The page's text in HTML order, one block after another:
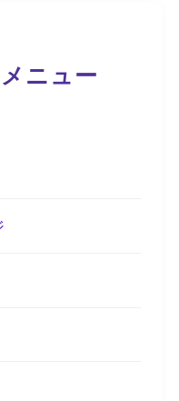
ニュー